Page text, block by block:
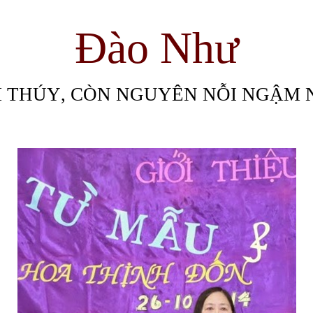
Đào Như
THÚY, CÒN NGUYÊN NỖI NGẬM